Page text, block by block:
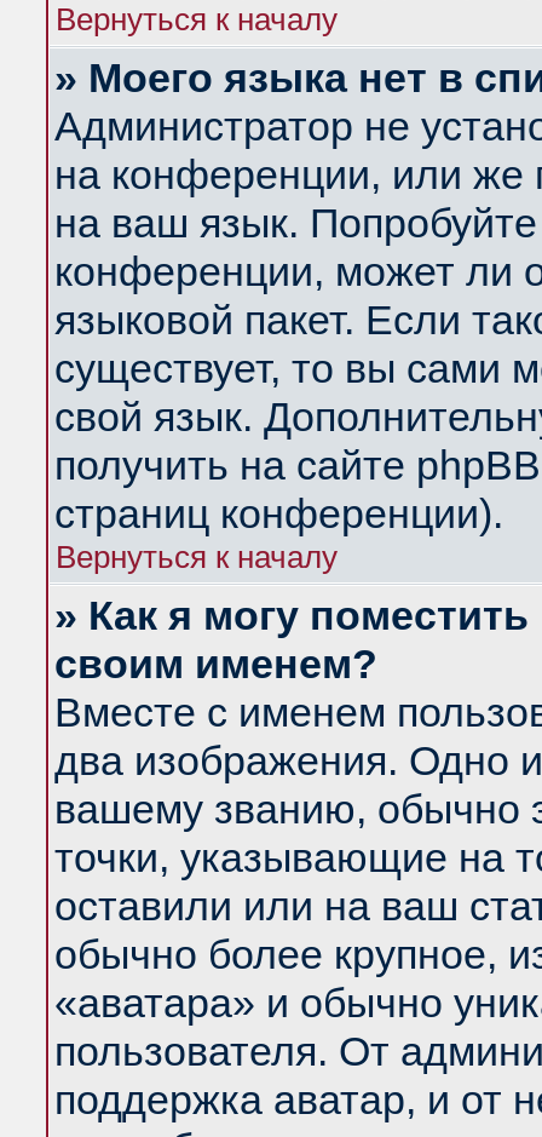
Вернуться к началу
» Моего языка нет в
Администратор не
на конференции, или же
на ваш язык.
конференции, может ли
языковой пакет. Если
существует, то вы сами
свой язык.
получить на сайте
страниц конференции).
Вернуться к началу
» Как я могу
своим именем?
Вместе с именем
два изображения. Одно
вашему званию, обычно
точки, указывающие на
оставили или на ваш
обычно более крупное,
«аватара» и обычно
пользователя. От
поддержка аватар, и от